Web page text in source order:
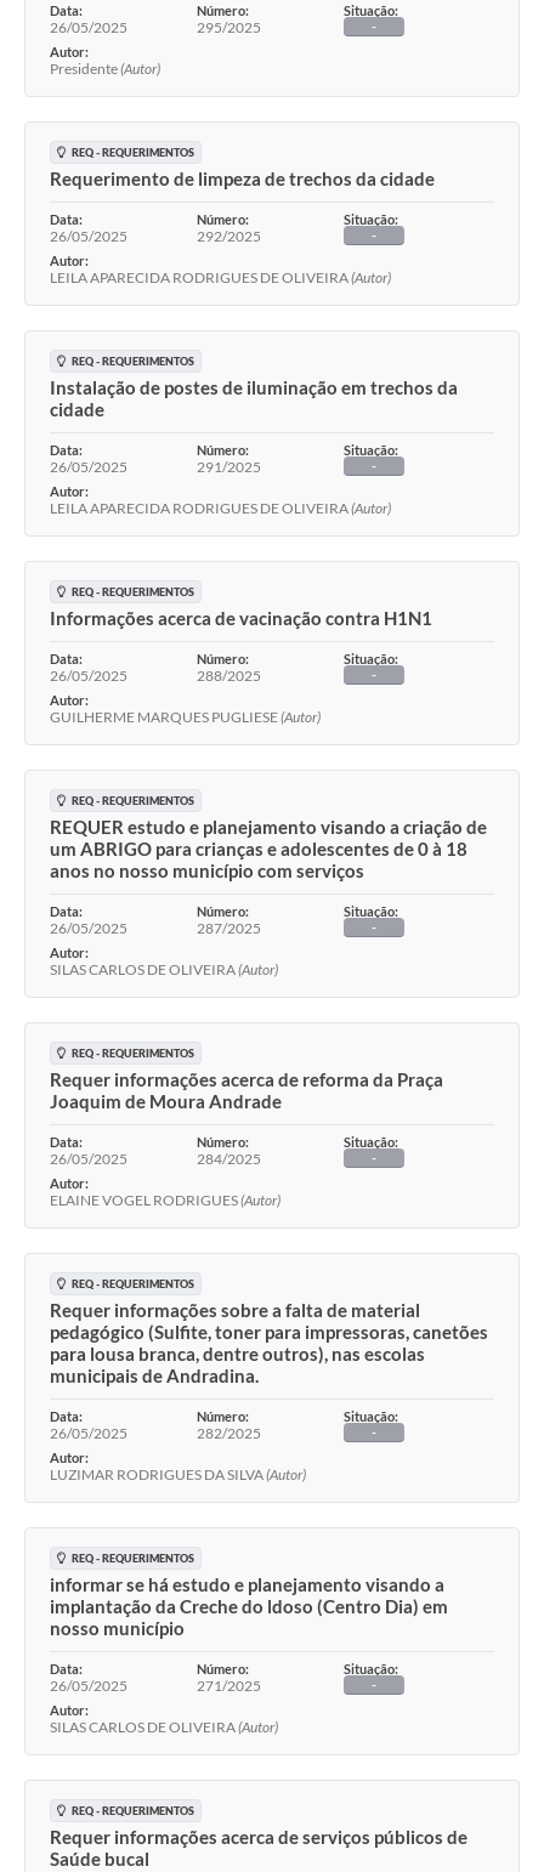
Data:
26/05/2025
Número:
295/2025
Situação:
-
Autor:
Presidente(Autor)
REQ - REQUERIMENTOS
Requerimento de limpeza de trechos da cidade
Data:
26/05/2025
Número:
292/2025
Situação:
-
Autor:
LEILA APARECIDA RODRIGUES DE OLIVEIRA(Autor)
REQ - REQUERIMENTOS
Instalação de postes de iluminação em trechos da
cidade
Data:
26/05/2025
Número:
291/2025
Situação:
-
Autor:
LEILA APARECIDA RODRIGUES DE OLIVEIRA(Autor)
REQ - REQUERIMENTOS
Informações acerca de vacinação contra H1N1
Data:
26/05/2025
Número:
288/2025
Situação:
-
Autor:
GUILHERME MARQUES PUGLIESE(Autor)
REQ - REQUERIMENTOS
REQUER estudo e planejamento visando a criação de
um ABRIGO para crianças e adolescentes de 0 à 18
anos no nosso município com serviços
Data:
26/05/2025
Número:
287/2025
Situação:
-
Autor:
SILAS CARLOS DE OLIVEIRA(Autor)
REQ - REQUERIMENTOS
Requer informações acerca de reforma da Praça
Joaquim de Moura Andrade
Data:
26/05/2025
Número:
284/2025
Situação:
-
Autor:
ELAINE VOGEL RODRIGUES(Autor)
REQ - REQUERIMENTOS
Requer informações sobre a falta de material
pedagógico (Sulfite, toner para impressoras, canetões
para lousa branca, dentre outros), nas escolas
municipais de Andradina.
Data:
26/05/2025
Número:
282/2025
Situação:
-
Autor:
LUZIMAR RODRIGUES DA SILVA(Autor)
REQ - REQUERIMENTOS
informar se há estudo e planejamento visando a
implantação da Creche do ldoso (Centro Dia) em
nosso município
Data:
26/05/2025
Número:
271/2025
Situação:
-
Autor:
SILAS CARLOS DE OLIVEIRA(Autor)
REQ - REQUERIMENTOS
Requer informações acerca de serviços públicos de
Saúde bucal